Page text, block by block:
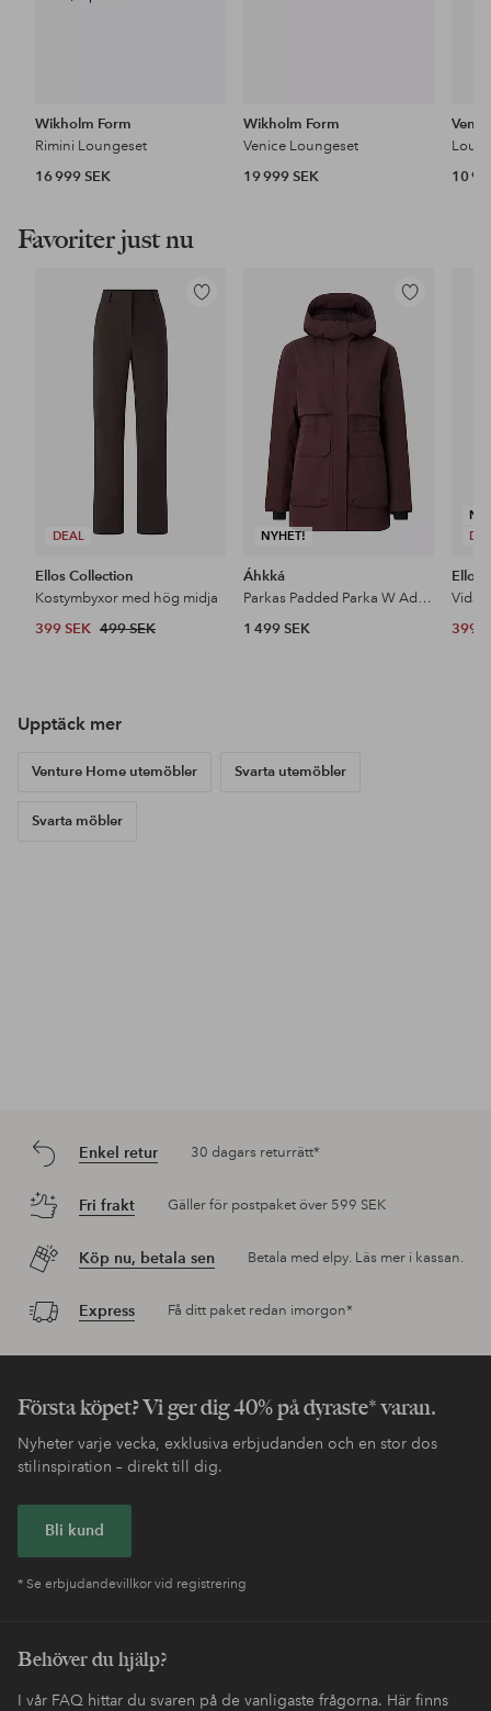
Wikholm Form
Rimini Loungeset
16 999 SEK
Wikholm Form
Venice Loungeset
19 999 SEK
10
Favoriter just nu
DEAL
Lägg
Ellos Collection
Kostymbyxor med hög midja
399 SEK 499 SEK
NYHET!
Lägg
favoriter
Áhkká
Parkas Padded Parka W Adjustable Waist
1 499 SEK
Ellos
399
Upptäck mer
Venture Home utemöbler Svarta utemöbler
Svarta möbler
Enkel retur 30 dagars returrätt*
Fri frakt Gäller för postpaket över 599 SEK
Köp nu, betala sen Betala med elpy. Läs mer i kassan.
Express Få ditt paket redan imorgon*
Första köpet? Vi ger dig 40% på dyraste* varan.
Nyheter varje vecka, exklusiva erbjudanden och en stor dos
stilinspiration – direkt till dig.
Bli kund
* Se erbjudandevillkor vid registrering
Behöver du hjälp?
I vår FAQ hittar du svaren på de vanligaste frågorna. Här finns